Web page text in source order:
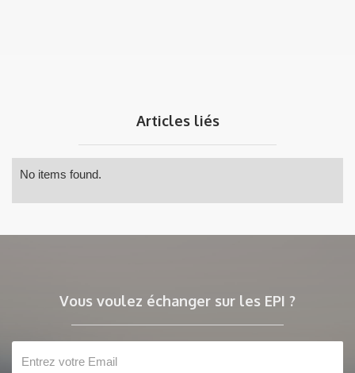
Articles liés
No items found.
Vous voulez échanger sur les EPI ?